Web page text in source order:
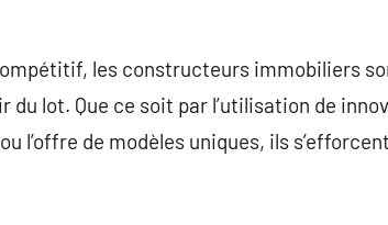
les constructeurs immobiliers
lot. Que ce soit par l’utilisation de
l’offre de modèles uniques, ils